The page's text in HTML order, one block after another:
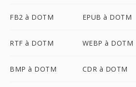
FB2 à DOTM EPUB à DOTM
RTF à DOTM WEBP à DOTM
BMP à DOTM CDR à DOTM